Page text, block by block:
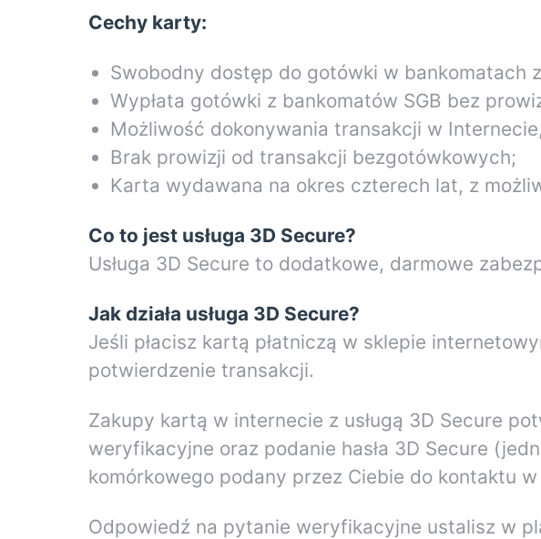
Cechy karty:
Swobodny dostęp do gotówki w bankomatach
Wypłata gotówki z bankomatów SGB bez
Możliwość dokonywania transakcji w
Brak prowizji od transakcji bezgotówkowych;
Karta wydawana na okres czterech lat, z
Co to jest usługa 3D Secure?
Usługa 3D Secure to dodatkowe, darmowe
Jak działa usługa 3D Secure?
Jeśli płacisz kartą płatniczą w sklepie
potwierdzenie transakcji.
Zakupy kartą w internecie z usługą 3D Secure
weryfikacyjne oraz podanie hasła 3D Secure
komórkowego podany przez Ciebie do kontaktu w
Odpowiedź na pytanie weryfikacyjne ustalisz w